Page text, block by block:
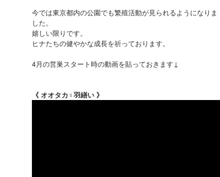
今では東京都内の公園でも繁殖活動が見られるようになりま
した。
嬉しい限りです。
ヒナたちの健やかな成長を祈っております。
4月の営巣スタート時の動画を貼っておきます↓
《 オオタカ♀羽繕い 》